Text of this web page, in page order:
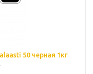
50 черная 1кг